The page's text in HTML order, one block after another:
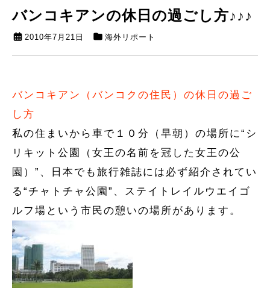
バンコキアンの休日の過ごし方♪♪♪
2010年7月21日 海外リポート
バンコキアン（バンコクの住民）の休日の過ご
し方
私の住まいから車で１０分（早朝）の場所に“シ
リキット公園（女王の名前を冠した女王の公
園）”、日本でも旅行雑誌には必ず紹介されてい
る“チャトチャ公園”、ステイトレイルウエイゴ
ルフ場という市民の憩いの場所があります。